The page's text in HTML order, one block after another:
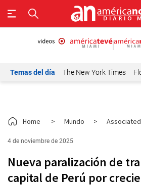
Temas del día The New York Times
Home > Mundo >
4 de noviembre de 2025
Nueva paralización de
capital de Perú por